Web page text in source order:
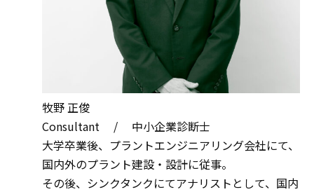
牧野 正俊
Consultant / 中小企業診断士
大学卒業後、プラントエンジニアリング会社にて、
国内外のプラント建設・設計に従事。
その後、シンクタンクにてアナリストとして、国内